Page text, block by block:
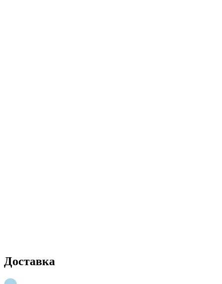
Доставка